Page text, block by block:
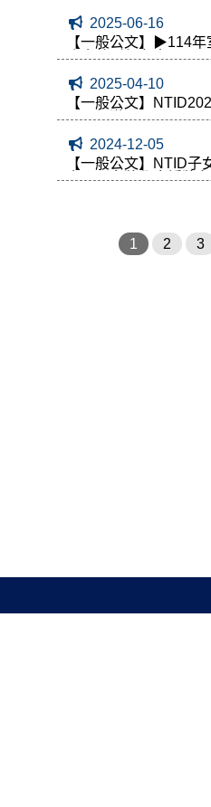
2025-06-16
【一般公文】▶114
晚會熱烈報名中
2025-04-10
【一般公文】
【已額滿】
2024-12-05
【一般公文】NTID子
會員子女獎學金授獎
1 2 3